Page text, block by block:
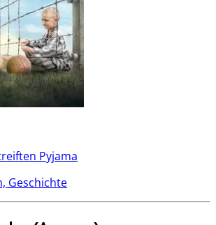
Pyjama
Geschichte